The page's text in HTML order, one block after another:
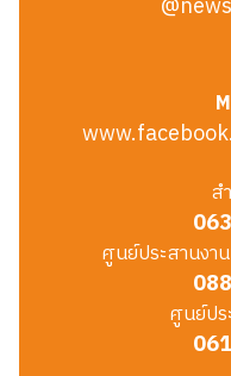
ส
ศูนย์ประสานงา
ศูนย์ปร